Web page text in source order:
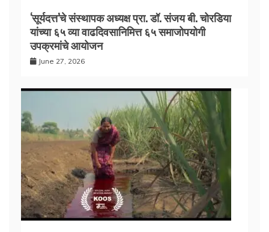
‘सूर्यदत्त’चे संस्थापक अध्यक्ष प्रा. डॉ. संजय बी. चोरडिया
यांच्या ६५ व्या वाढदिवसानिमित्त ६५ समाजोपयोगी
उपक्रमांचे आयोजन
June 27, 2026